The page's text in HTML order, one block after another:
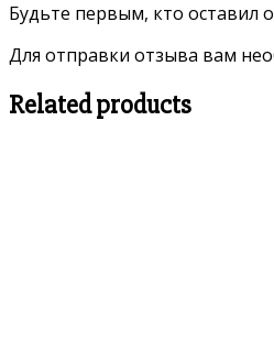
Будьте первым, кто оставил
Для отправки отзыва вам
Related products